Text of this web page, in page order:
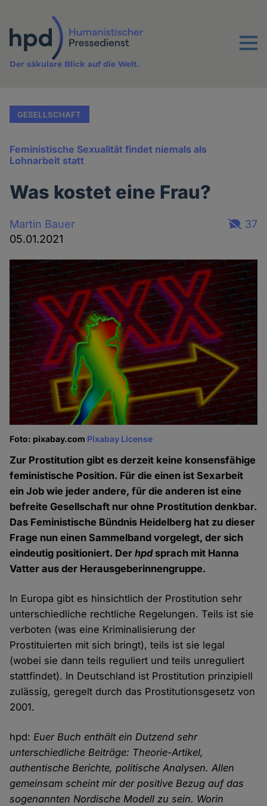
Inhalt
Menu
Der säkulare Blick auf die Welt.
GESELLSCHAFT
Feministische Sexualität findet niemals als
Lohnarbeit statt
Was kostet eine Frau?
Martin Bauer
05.01.2021
37
Foto: pixabay.com Pixabay License
Zur Prostitution gibt es derzeit keine konsensfähige
feministische Position. Für die einen ist Sexarbeit
ein Job wie jeder andere, für die anderen ist eine
befreite Gesellschaft nur ohne Prostitution denkbar.
Das Feministische Bündnis Heidelberg hat zu dieser
Frage nun einen Sammelband vorgelegt, der sich
eindeutig positioniert. Derhpdsprach mit Hanna
Vatter aus der Herausgeberinnengruppe.
In Europa gibt es hinsichtlich der Prostitution sehr
unterschiedliche rechtliche Regelungen. Teils ist sie
verboten (was eine Kriminalisierung der
Prostituierten mit sich bringt), teils ist sie legal
(wobei sie dann teils reguliert und teils unreguliert
stattfindet). In Deutschland ist Prostitution prinzipiell
zulässig, geregelt durch das Prostitutionsgesetz von
2001.
hpd:Euer Buch enthält ein Dutzend sehr
unterschiedliche Beiträge: Theorie-Artikel,
authentische Berichte, politische Analysen. Allen
gemeinsam scheint mir der positive Bezug auf das
sogenannten Nordische Modell zu sein. Worin